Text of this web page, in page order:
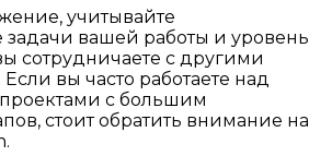
учитывайте
вашей работы и уровень
сотрудничаете с другими
вы часто работаете над
с большим
стоит обратить внимание на